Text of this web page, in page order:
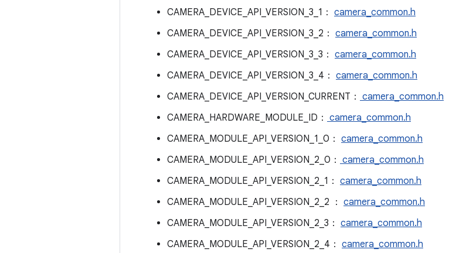
CAMERA_DEVICE_API_VERSION_3_1： camera_common.h
CAMERA_DEVICE_API_VERSION_3_2： camera_common.h
CAMERA_DEVICE_API_VERSION_3_3： camera_common.h
CAMERA_DEVICE_API_VERSION_3_4： camera_common.h
CAMERA_DEVICE_API_VERSION_CURRENT： camera_common.h
CAMERA_HARDWARE_MODULE_ID： camera_common.h
CAMERA_MODULE_API_VERSION_1_0： camera_common.h
CAMERA_MODULE_API_VERSION_2_0： camera_common.h
CAMERA_MODULE_API_VERSION_2_1： camera_common.h
CAMERA_MODULE_API_VERSION_2_2 ： camera_common.h
CAMERA_MODULE_API_VERSION_2_3： camera_common.h
CAMERA_MODULE_API_VERSION_2_4： camera_common.h